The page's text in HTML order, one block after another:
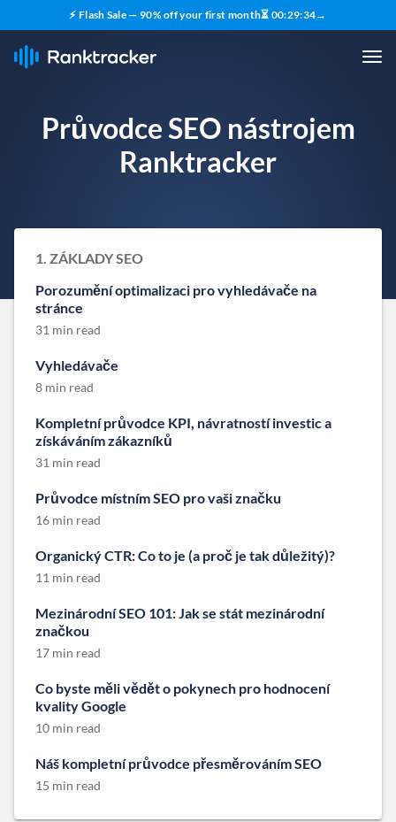
⚡ Flash Sale — 90% off your first month⏳ 00:29:34→
Průvodce SEO nástrojem
Ranktracker
1. ZÁKLADY SEO
Porozumění optimalizaci pro vyhledávače na
stránce
31 min read
Vyhledávače
8 min read
Kompletní průvodce KPI, návratností investic a
získáváním zákazníků
31 min read
Průvodce místním SEO pro vaši značku
16 min read
Organický CTR: Co to je (a proč je tak důležitý)?
11 min read
Mezinárodní SEO 101: Jak se stát mezinárodní
značkou
17 min read
Co byste měli vědět o pokynech pro hodnocení
kvality Google
10 min read
Náš kompletní průvodce přesměrováním SEO
15 min read